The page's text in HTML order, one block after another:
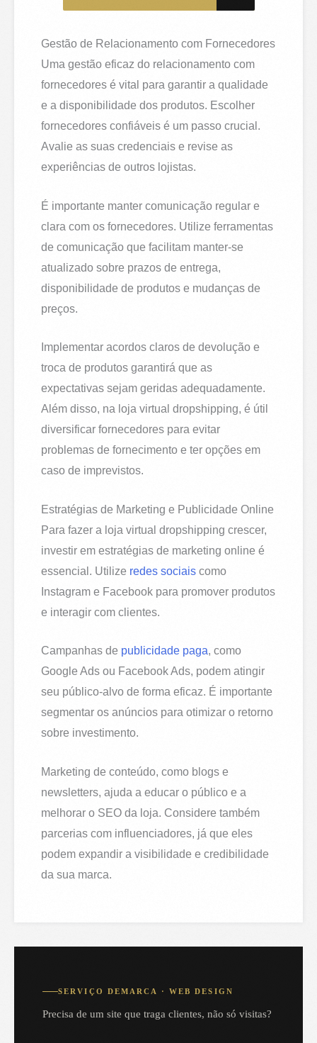
Gestão de Relacionamento com Fornecedores
Uma gestão eficaz do relacionamento com
fornecedores é vital para garantir a qualidade
e a disponibilidade dos produtos. Escolher
fornecedores confiáveis é um passo crucial.
Avalie as suas credenciais e revise as
experiências de outros lojistas.
É importante manter comunicação regular e
clara com os fornecedores. Utilize ferramentas
de comunicação que facilitam manter-se
atualizado sobre prazos de entrega,
disponibilidade de produtos e mudanças de
preços.
Implementar acordos claros de devolução e
troca de produtos garantirá que as
expectativas sejam geridas adequadamente.
Além disso, na loja virtual dropshipping, é útil
diversificar fornecedores para evitar
problemas de fornecimento e ter opções em
caso de imprevistos.
Estratégias de Marketing e Publicidade Online
Para fazer a loja virtual dropshipping crescer,
investir em estratégias de marketing online é
essencial. Utilize redes sociais como
Instagram e Facebook para promover produtos
e interagir com clientes.
Campanhas de publicidade paga, como
Google Ads ou Facebook Ads, podem atingir
seu público-alvo de forma eficaz. É importante
segmentar os anúncios para otimizar o retorno
sobre investimento.
Marketing de conteúdo, como blogs e
newsletters, ajuda a educar o público e a
melhorar o SEO da loja. Considere também
parcerias com influenciadores, já que eles
podem expandir a visibilidade e credibilidade
da sua marca.
SERVIÇO DEMARCA · WEB DESIGN
Precisa de um site que traga clientes, não só visitas?